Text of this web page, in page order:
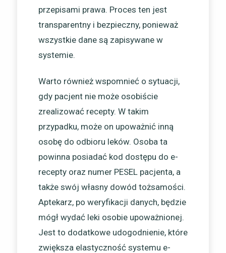
przepisami prawa. Proces ten jest
transparentny i bezpieczny, ponieważ
wszystkie dane są zapisywane w
systemie.
Warto również wspomnieć o sytuacji,
gdy pacjent nie może osobiście
zrealizować recepty. W takim
przypadku, może on upoważnić inną
osobę do odbioru leków. Osoba ta
powinna posiadać kod dostępu do e-
recepty oraz numer PESEL pacjenta, a
także swój własny dowód tożsamości.
Aptekarz, po weryfikacji danych, będzie
mógł wydać leki osobie upoważnionej.
Jest to dodatkowe udogodnienie, które
zwiększa elastyczność systemu e-